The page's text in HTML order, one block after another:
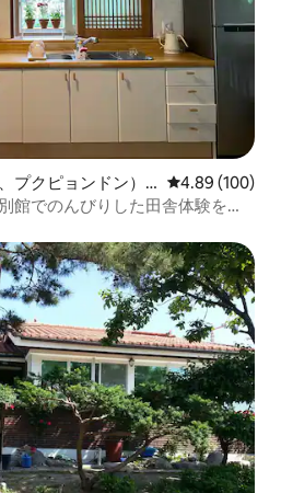
プクピョンドン）
レビュー100
4.89 (100)
館でのんびりした田舎体験をお